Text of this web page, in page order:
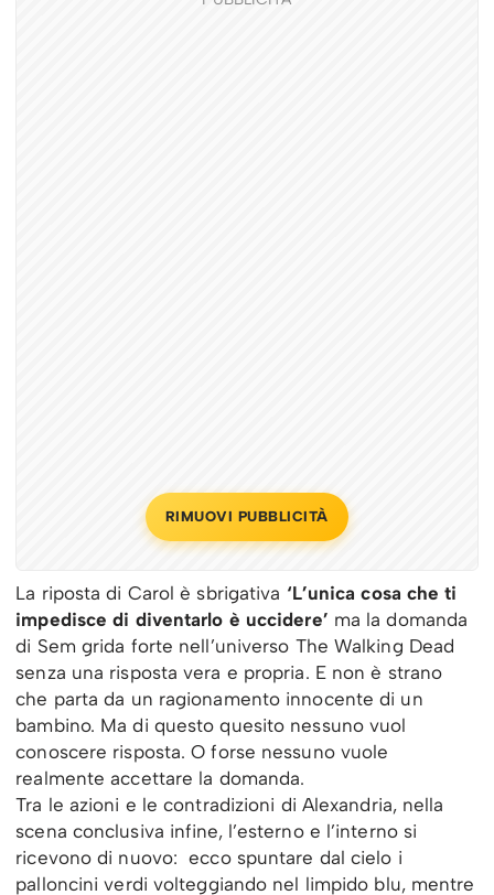
RIMUOVI PUBBLICITÀ
La riposta di Carol è sbrigativa ‘L’unica cosa che ti
impedisce di diventarlo è uccidere’ ma la domanda
di Sem grida forte nell’universo The Walking Dead
senza una risposta vera e propria. E non è strano
che parta da un ragionamento innocente di un
bambino. Ma di questo quesito nessuno vuol
conoscere risposta. O forse nessuno vuole
realmente accettare la domanda.
Tra le azioni e le contradizioni di Alexandria, nella
scena conclusiva infine, l’esterno e l’interno si
ricevono di nuovo: ecco spuntare dal cielo i
palloncini verdi volteggiando nel limpido blu, mentre